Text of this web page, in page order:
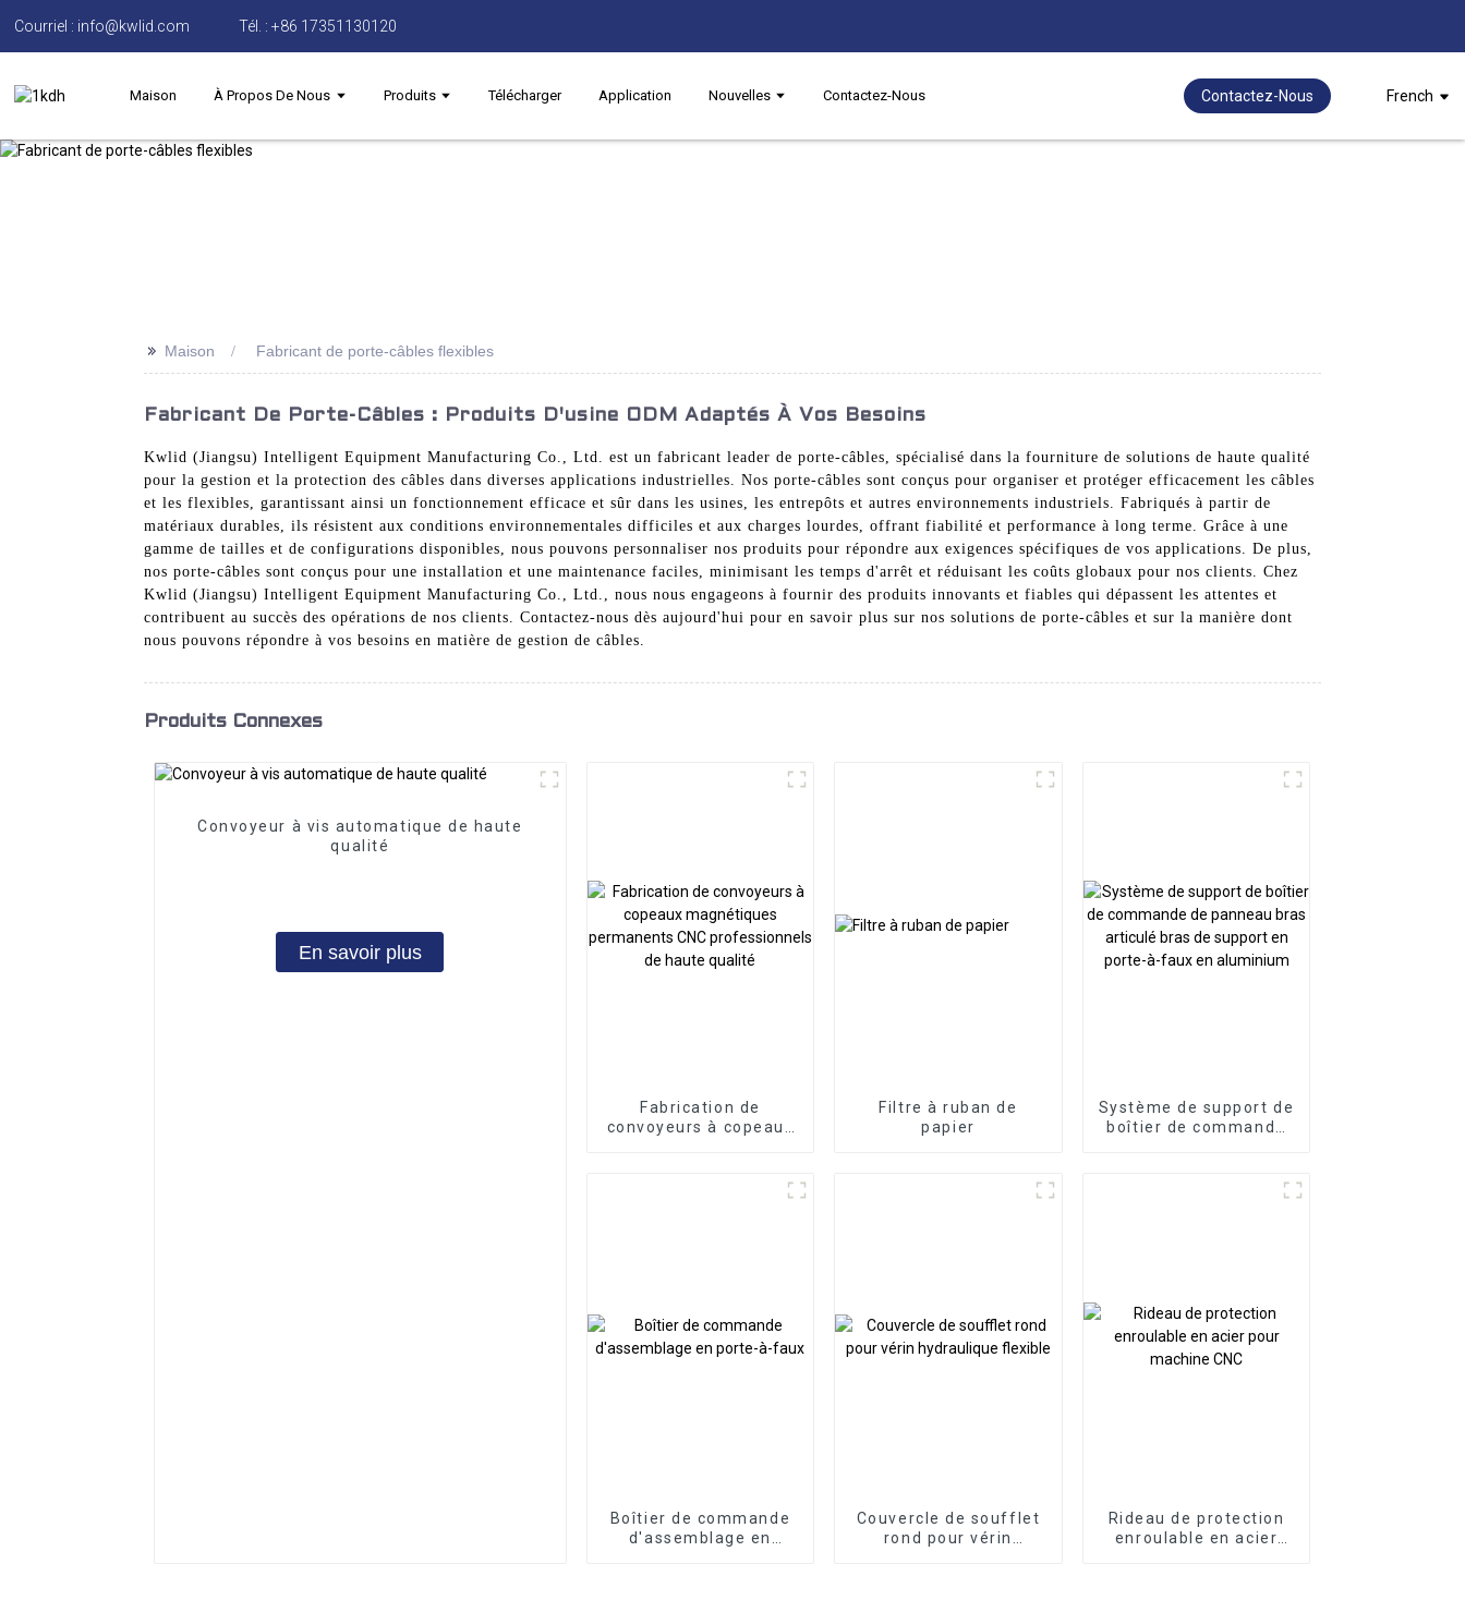
Courriel : info@kwlid.com Tél. : +86 17351130120
Maison À Propos De Nous Produits Télécharger Application Nouvelles Contactez-Nous Contactez-Nous French
>> Maison Fabricant de porte-câbles flexibles
Fabricant De Porte-Câbles : Produits D'usine ODM Adaptés À Vos Besoins
Kwlid (Jiangsu) Intelligent Equipment Manufacturing Co., Ltd. est un fabricant leader de porte-câbles, spécialisé dans la fourniture de solutions de haute qualité
pour la gestion et la protection des câbles dans diverses applications industrielles. Nos porte-câbles sont conçus pour organiser et protéger efficacement les câbles
et les flexibles, garantissant ainsi un fonctionnement efficace et sûr dans les usines, les entrepôts et autres environnements industriels. Fabriqués à partir de
matériaux durables, ils résistent aux conditions environnementales difficiles et aux charges lourdes, offrant fiabilité et performance à long terme. Grâce à une
gamme de tailles et de configurations disponibles, nous pouvons personnaliser nos produits pour répondre aux exigences spécifiques de vos applications. De plus,
nos porte-câbles sont conçus pour une installation et une maintenance faciles, minimisant les temps d'arrêt et réduisant les coûts globaux pour nos clients. Chez
Kwlid (Jiangsu) Intelligent Equipment Manufacturing Co., Ltd., nous nous engageons à fournir des produits innovants et fiables qui dépassent les attentes et
contribuent au succès des opérations de nos clients. Contactez-nous dès aujourd'hui pour en savoir plus sur nos solutions de porte-câbles et sur la manière dont
nous pouvons répondre à vos besoins en matière de gestion de câbles.
Produits Connexes
Convoyeur à vis automatique de haute
qualité
En savoir plus
Fabrication de
convoyeurs à copeaux
Filtre à ruban de
papier
Système de support de
boîtier de commande
Boîtier de commande
d'assemblage en
Couvercle de soufflet
rond pour vérin
Rideau de protection
enroulable en acier